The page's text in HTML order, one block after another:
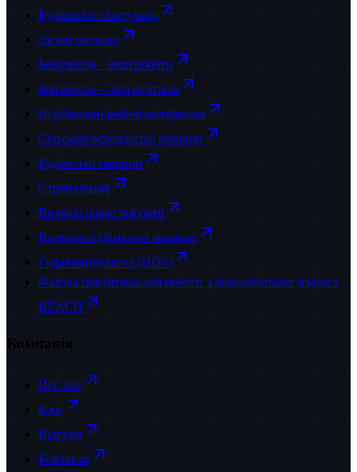
Будівники риштувань
Лісові машини
Бензопила – інші роботи
Бензопила – лісозаготівля
Підіймальні робочі платформи
Сільськогосподарські машини
Будівельні машини
Стропальник
Вилкові навантажувачі
Вантажопідіймальні машини
Гідроманіпулятор (HDS)
Фахова підготовка для роботи з діізоціанатами згідно з
REACH
Компанія
Про нас
Блог
Відгуки
Контакти